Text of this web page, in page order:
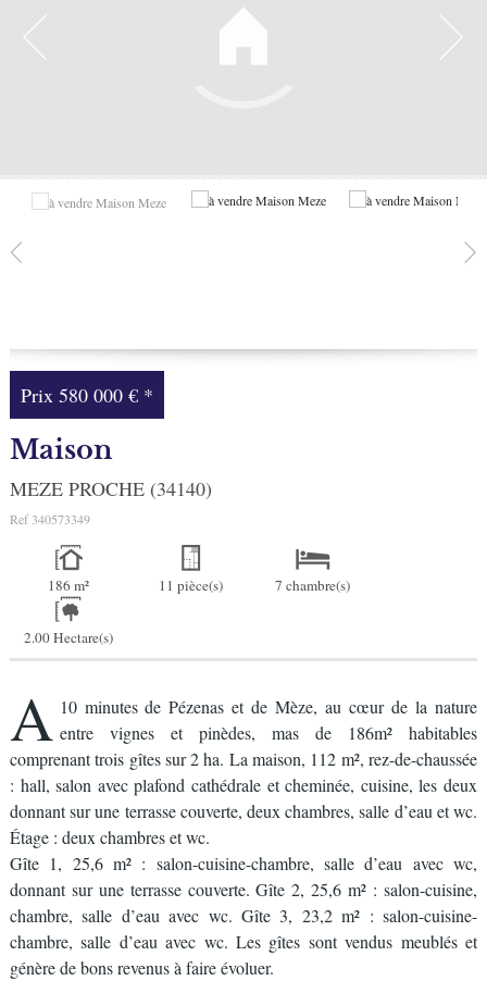
Ma sélection
Prix580 000 € *
Maison
MEZE PROCHE (34140)
Ref 340573349
186 m² 11 pièce(s) 7 chambre(s)
2.00 Hectare(s)
A 10 minutes de Pézenas et de Mèze, au cœur de la nature
entre vignes et pinèdes, mas de 186m² habitables
comprenant trois gîtes sur 2 ha. La maison, 112 m², rez-de-chaussée
: hall, salon avec plafond cathédrale et cheminée, cuisine, les deux
donnant sur une terrasse couverte, deux chambres, salle d’eau et wc.
Étage : deux chambres et wc.
Gîte 1, 25,6 m² : salon-cuisine-chambre, salle d’eau avec wc,
donnant sur une terrasse couverte. Gîte 2, 25,6 m² : salon-cuisine,
chambre, salle d’eau avec wc. Gîte 3, 23,2 m² : salon-cuisine-
chambre, salle d’eau avec wc. Les gîtes sont vendus meublés et
génère de bons revenus à faire évoluer.